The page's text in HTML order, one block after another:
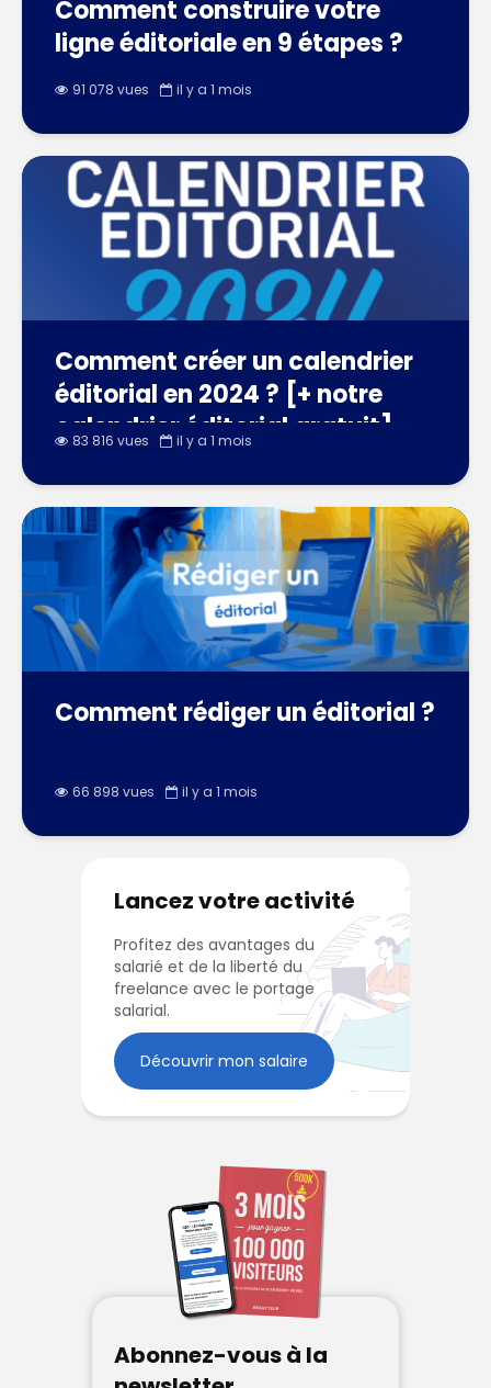
Comment construire votre
ligne éditoriale en 9 étapes ?
91 078 vues il y a 1 mois
Comment créer un calendrier
éditorial en 2024 ? [+ notre
calendrier éditorial gratuit]
83 816 vues il y a 1 mois
Comment rédiger un éditorial ?
66 898 vues il y a 1 mois
Lancez votre activité
Profitez des avantages du
salarié et de la liberté du
freelance avec le portage
salarial.
Découvrir mon salaire
Abonnez-vous à la